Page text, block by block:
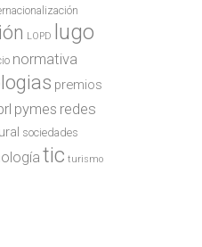
LOPD lugo
normativa
premios
pymes redes
sociedades
tic turismo